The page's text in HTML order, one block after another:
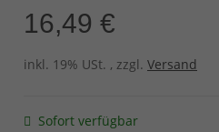
16,49 €
inkl. 19% USt. , zzgl. Versand
Sofort verfügbar